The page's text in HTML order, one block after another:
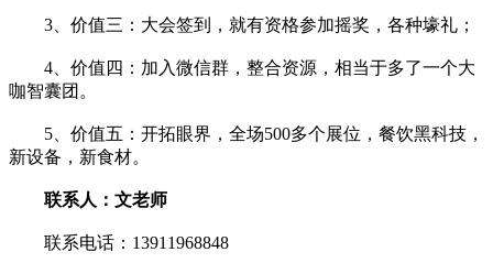
3、价值三：大会签到，就有资格参加摇奖，各种壕礼；
4、价值四：加入微信群，整合资源，相当于多了一个大
咖智囊团。
5、价值五：开拓眼界，全场500多个展位，餐饮黑科技，
新设备，新食材。
联系人：文老师
联系电话：13911968848